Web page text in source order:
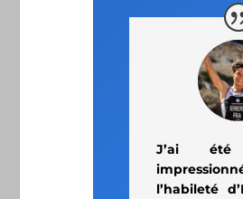
J’ai été
l’habileté